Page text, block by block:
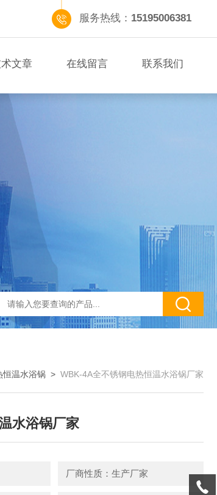
服务热线： 15195006381
文章 在线留言 联系我们
恒温水浴锅 > WBK-4A全不锈钢电热恒温水浴锅厂家
水浴锅厂家
厂商性质：生产厂家